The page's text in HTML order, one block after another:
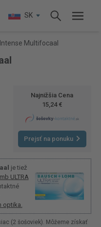
SK
Multifocaal
Najnižšia Cena
15,24 €
Prejsť na ponuku
je tiež
ULTRA
optika.
(2 šošoviek). Môžeme získať